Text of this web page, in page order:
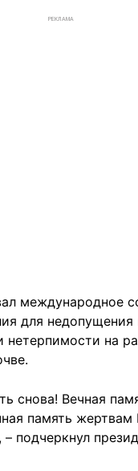
РЕКЛАМА
международное
для недопущения
нетерпимости на
снова! Вечная
память жертвам
подчеркнул